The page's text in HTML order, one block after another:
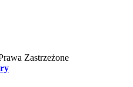
Zastrzeżone